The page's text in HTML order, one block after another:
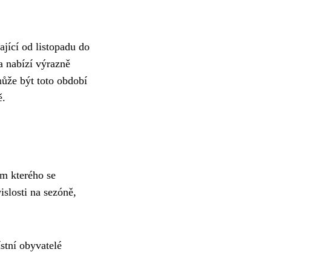
od listopadu do
nabízí výrazně
být toto období
kterého se
na sezóně,
obyvatelé